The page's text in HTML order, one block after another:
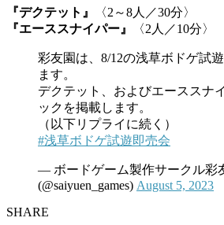
『デクテット』
〈2～8人／30分〉
『エーススナイパー』
〈2人／10分〉
彩友園は、8/12の浅草ボドゲ試
ます。
デクテット、およびエーススナ
ックを掲載します。
（以下リプライに続く）
#浅草ボドゲ試遊即売会
— ボードゲーム製作サークル彩
(@saiyuen_games) August 5, 2023
SHARE